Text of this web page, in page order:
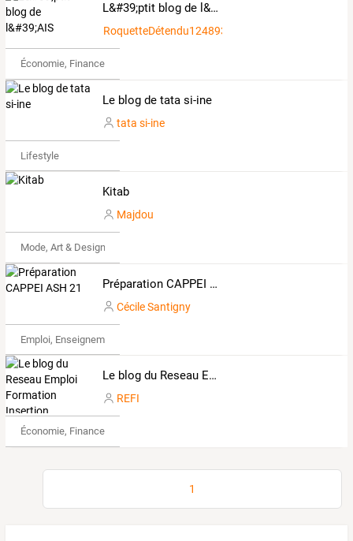
L&#39;ptit blog de l&#39;AIS
RoquetteDétendu1248937
Économie, Finance & Droit
Le blog de tata si-ine
tata si-ine
Lifestyle
Kitab
Majdou
Mode, Art & Design
Préparation CAPPEI ASH 21
Cécile Santigny
Emploi, Enseignement & Etudes
Le blog du Reseau Emploi Formation Insertion
REFI
Économie, Finance & Droit
1